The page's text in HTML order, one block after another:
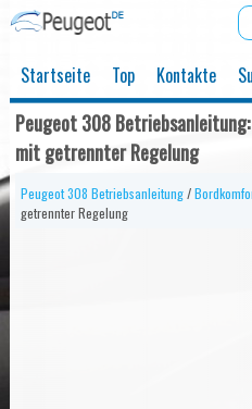
Startseite Top Kontakte
Peugeot 308
mit getrennter Regelung
Peugeot 308 Betriebsanleitung/
getrennter Regelung